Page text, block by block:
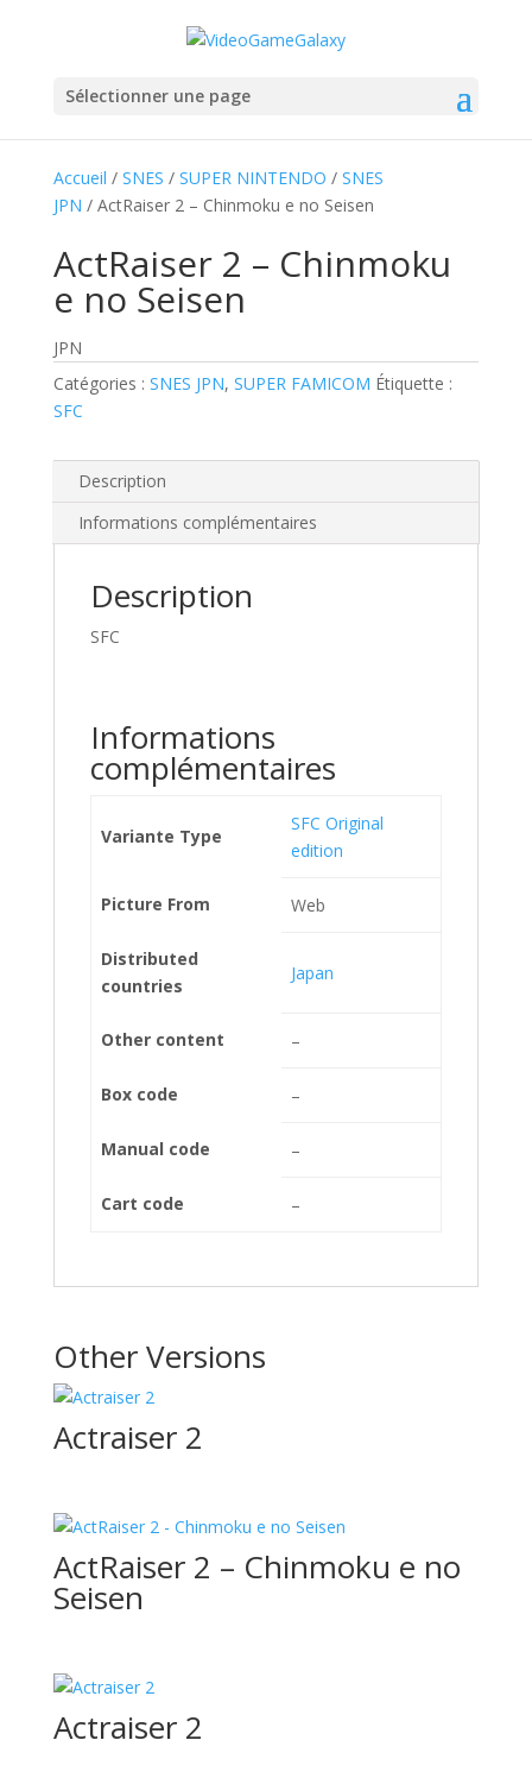
Sélectionner une page
Accueil / SNES / SUPER NINTENDO / SNES
JPN / ActRaiser 2 – Chinmoku e no Seisen
ActRaiser 2 – Chinmoku
e no Seisen
JPN
Catégories : SNES JPN, SUPER FAMICOM Étiquette :
SFC
Description
Informations complémentaires
Description
SFC
Informations
complémentaires
Variante Type
SFC Original
edition
Picture From Web
Distributed
countries
Japan
Other content –
Box code –
Manual code –
Cart code –
Other Versions
Actraiser 2
ActRaiser 2 – Chinmoku e no
Seisen
Actraiser 2